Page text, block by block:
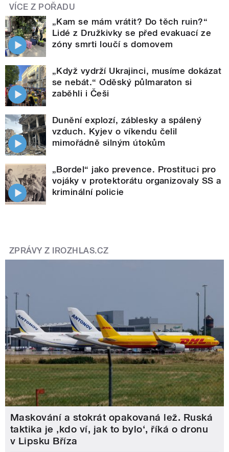
VÍCE Z POŘADU
„Kam se mám vrátit? Do těch ruin?“
Lidé z Družkivky se před evakuací ze
zóny smrti loučí s domovem
„Když vydrží Ukrajinci, musíme dokázat
se nebát.“ Oděský půlmaraton si
zaběhli i Češi
Dunění explozí, záblesky a spálený
vzduch. Kyjev o víkendu čelil
mimořádně silným útokům
„Bordel“ jako prevence. Prostituci pro
vojáky v protektorátu organizovaly SS a
kriminální policie
ZPRÁVY Z IROZHLAS.CZ
Maskování a stokrát opakovaná lež. Ruská
taktika je ‚kdo ví, jak to bylo‘, říká o dronu
v Lipsku Bříza